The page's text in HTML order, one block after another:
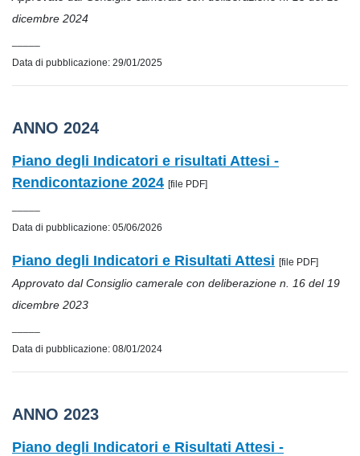
dicembre 2024
Data di pubblicazione: 29/01/2025
ANNO 2024
Piano degli Indicatori e risultati Attesi -
Rendicontazione 2024 [file PDF]
Data di pubblicazione: 05/06/2026
Piano degli Indicatori e Risultati Attesi [file PDF]
Approvato dal Consiglio camerale con deliberazione n. 16 del 19
dicembre 2023
Data di pubblicazione: 08/01/2024
ANNO 2023
Piano degli Indicatori e Risultati Attesi -